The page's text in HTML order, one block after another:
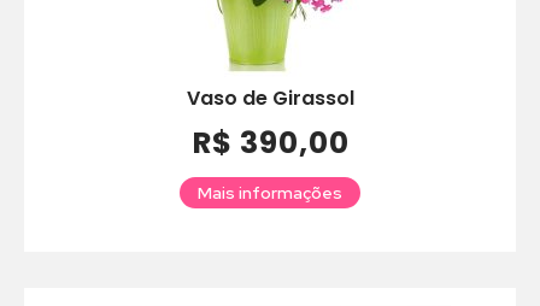
Vaso de Girassol
R$ 390,00
Mais informações